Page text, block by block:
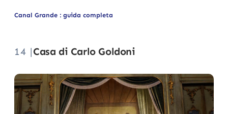
Canal Grande : guida completa
14 |Casa di Carlo Goldoni